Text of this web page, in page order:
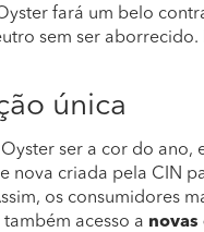
fará um belo
sem ser aborrecido.
única
ser a cor do ano,
nova criada pela CIN
os consumidores
acesso a novas